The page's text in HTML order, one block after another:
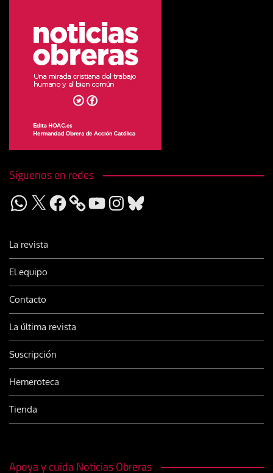
Síguenos en redes
WhatsApp
X Facebook YouTubeInstagram
Bluesky
La revista
El equipo
Contacto
La última revista
Suscripción
Hemeroteca
Tienda
Apoya y cuida Noticias Obreras